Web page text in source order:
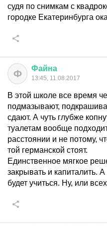
судя по снимкам с
городке Екатеринбурга
Ф Файна
13:45, 11.08.2017
В этой школе все время
подмазывают,
сдают. А чуть глубже
туалетам вообще
расстоянии и не потому,
той германской стоят.
Единственное мягкое
закрывать и капиталить.
будет учиться. Ну, или